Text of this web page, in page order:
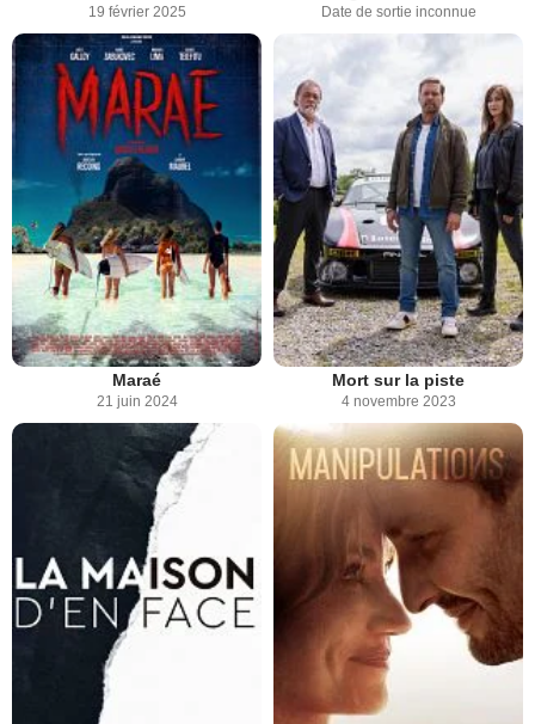
19 février 2025 Date de sortie inconnue
Maraé
21 juin 2024
Mort sur la piste
4 novembre 2023